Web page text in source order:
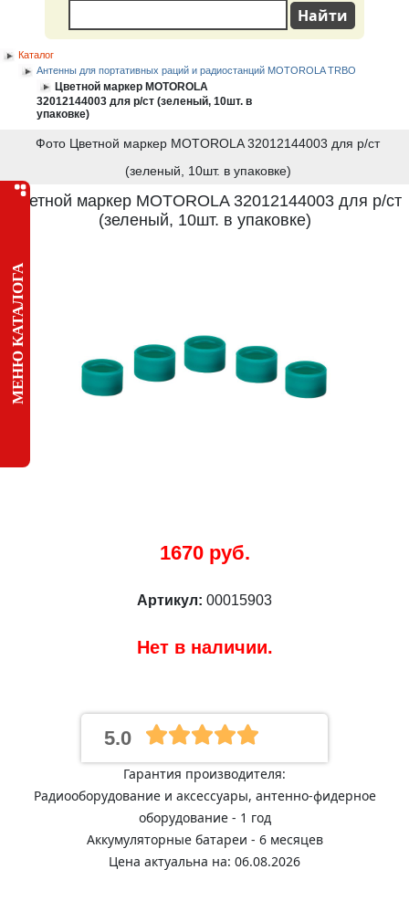
МЕНЮ КАТАЛОГА
Каталог
Антенны для портативных раций и радиостанций MOTOROLA TRBO
Цветной маркер MOTOROLA
32012144003 для р/ст (зеленый, 10шт. в
упаковке)
Фото Цветной маркер MOTOROLA 32012144003 для р/ст
(зеленый, 10шт. в упаковке)
Цветной маркер MOTOROLA 32012144003 для р/ст
(зеленый, 10шт. в упаковке)
1670 руб.
Артикул: 00015903
Нет в наличии.
5.0
Гарантия производителя:
Радиооборудование и аксессуары, антенно-фидерное
оборудование - 1 год
Аккумуляторные батареи - 6 месяцев
Цена актуальна на: 06.08.2026